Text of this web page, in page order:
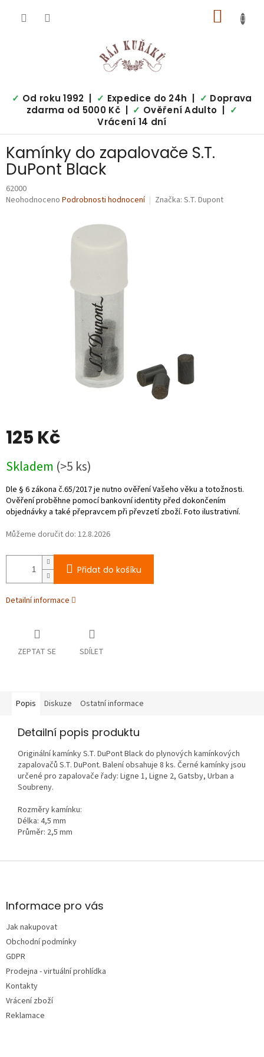
KOŠÍK
✓ Od roku 1992 | ✓ Expedice do 24h | ✓ Doprava
zdarma od 5000 Kč | ✓ Ověření Adulto |
✓
Vrácení 14 dní
Kamínky do zapalovače S.T.
DuPont Black
62000
Průměrné
Neohodnoceno Podrobnosti hodnocení Značka: S.T. Dupont
125 Kč
cena:
Skladem (>5 ks)
Můžeme doručit do: 12.8.2026
Přidat do košíku
Detailní informace
ZEPTAT SE SDÍLET
Popis Diskuze Ostatní informace
Detailní popis produktu
Originální kamínky S.T. DuPont Black do plynových kamínkových
zapalovačů S.T. DuPont. Balení obsahuje 8 ks. Černé kamínky jsou
určené pro zapalovače řady: Ligne 1, Ligne 2, Gatsby, Urban a
Soubreny.
Rozměry kamínku:
Délka: 4,5 mm
Průměr: 2,5 mm
Z
aInformace pro vás
Jak nakupovat
Obchodní podmínky
GDPR
Prodejna - virtuální prohlídka
Kontakty
Vrácení zboží
Reklamace